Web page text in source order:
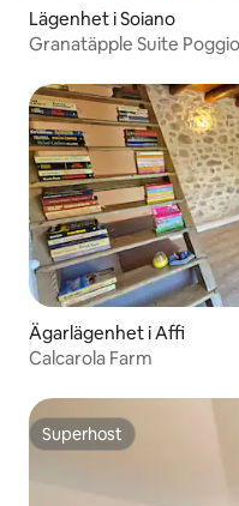
Lägenhet i Soiano
Granatäpple Suite
Ägarlägenhet i Affi
Calcarola Farm
Superhost
Superhost